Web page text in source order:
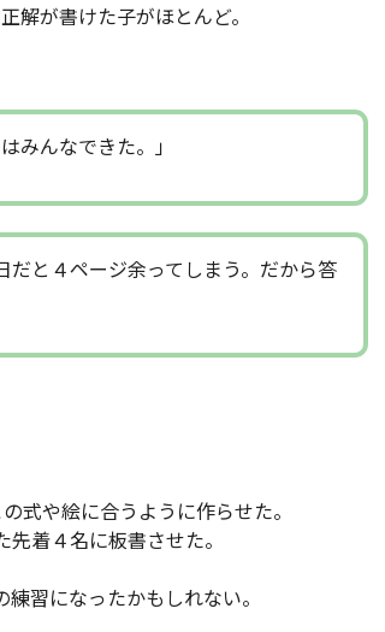
解が書けた子がほとんど。
みんなできた。」
だと４ページ余ってしまう。だから答
式や絵に合うように作らせた。
着４名に板書させた。
習になったかもしれない。